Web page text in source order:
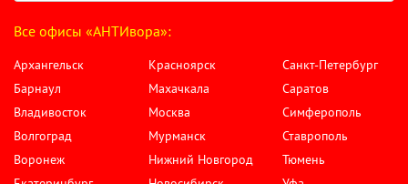
Все офисы «АНТИвора»:
Архангельск
Барнаул
Владивосток
Волгоград
Воронеж
Красноярск
Махачкала
Москва
Мурманск
Нижний Новгород
Санкт-Петербург
Саратов
Симферополь
Ставрополь
Тюмень